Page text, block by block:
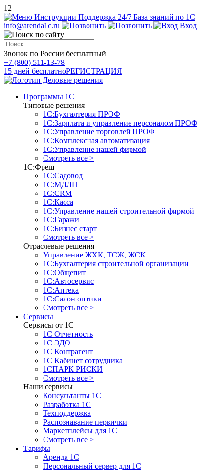
12
Инструкции Поддержка 24/7 База знаний по 1С
info@arenda1c.ru
Вход
Звонок по России бесплатный
+7 (800) 511-13-78
15 дней бесплатноРЕГИСТРАЦИЯ
Программы 1С
Типовые решения
1С:Бухгалтерия ПРОФ
1С:Зарплата и управление персоналом ПРОФ
1С:Управление торговлей ПРОФ
1С:Комплексная автоматизация
1С:Управление нашей фирмой
Смотреть все >
1С:Фреш
1С:Садовод
1С:МДЛП
1С:CRM
1С:Касса
1С:Управление нашей строительной фирмой
1С:Гаражи
1С:Бизнес старт
Смотреть все >
Отраслевые решения
Управление ЖХК, ТСЖ, ЖСК
1С:Бухгалтерия строительной организации
1С:Общепит
1С:Автосервис
1С:Аптека
1С:Салон оптики
Смотреть все >
Сервисы
Сервисы от 1С
1С Отчетность
1С ЭДО
1С Контрагент
1С Кабинет сотрудника
1СПАРК РИСКИ
Смотреть все >
Наши сервисы
Консультанты 1С
Разработка 1С
Техподдержка
Распознавание первички
Маркетплейсы для 1С
Смотреть все >
Тарифы
Аренда 1С
Персональный сервер для 1С